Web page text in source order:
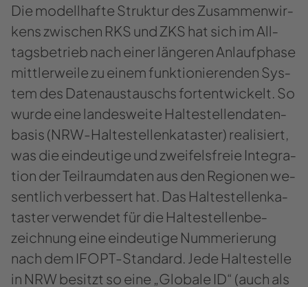
Die mo­dell­haf­te Struk­tur des Zu­sam­men­wir­
kens zwi­schen RKS und ZKS hat sich im All­
tags­be­trieb nach einer län­ge­ren An­lauf­pha­se
mitt­ler­wei­le zu einem funk­tio­nie­ren­den Sys­
tem des Da­ten­aus­tauschs fort­ent­wi­ckelt. So
wurde eine lan­des­wei­te Hal­te­stel­len­da­ten­
ba­sis (NRW-​​Haltestellenkataster) rea­li­siert,
was die ein­deu­ti­ge und zwei­fels­freie In­te­gra­
ti­on der Teil­raum­da­ten aus den Re­gio­nen we­
sent­lich ver­bes­sert hat. Das Hal­te­stel­len­ka­
tas­ter ver­wen­det für die Hal­te­stel­len­be­
zeich­nung eine ein­deu­ti­ge Num­me­rie­rung
nach dem IFOPT-​Standard. Jede Hal­te­stel­le
in NRW be­sitzt so eine „Glo­ba­le ID“ (auch als